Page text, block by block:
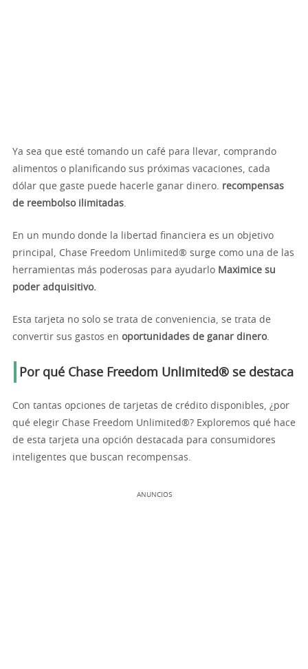
Ya sea que esté tomando un café para llevar, comprando
alimentos o planificando sus próximas vacaciones, cada
dólar que gaste puede hacerle ganar dinero. recompensas
de reembolso ilimitadas.
En un mundo donde la libertad financiera es un objetivo
principal, Chase Freedom Unlimited® surge como una de las
herramientas más poderosas para ayudarlo Maximice su
poder adquisitivo.
Esta tarjeta no solo se trata de conveniencia, se trata de
convertir sus gastos en oportunidades de ganar dinero.
Por qué Chase Freedom Unlimited® se destaca
Con tantas opciones de tarjetas de crédito disponibles, ¿por
qué elegir Chase Freedom Unlimited®? Exploremos qué hace
de esta tarjeta una opción destacada para consumidores
inteligentes que buscan recompensas.
ANUNCIOS